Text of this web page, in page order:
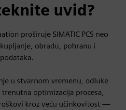
uvid?
proširuje SIMATIC PCS neo
obradu, pohranu i
u stvarnom vremenu, odluke
optimizacija procesa,
kroz veću učinkovitost —